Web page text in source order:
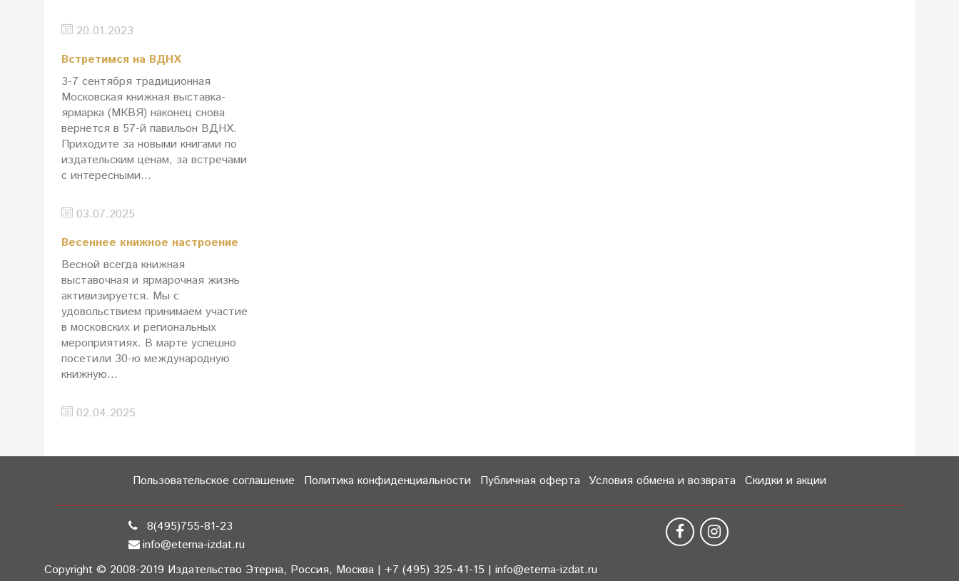
20.01.2023
Встретимся на ВДНХ
3-7 сентября традиционная
Московская книжная выставка-
ярмарка (МКВЯ) наконец снова
вернется в 57-й павильон ВДНХ.
Приходите за новыми книгами по
издательским ценам, за встречами
с интересными...
03.07.2025
Весеннее книжное настроение
Весной всегда книжная
выставочная и ярмарочная жизнь
активизируется. Мы с
удовольствием принимаем участие
в московских и региональных
мероприятиях. В марте успешно
посетили 30-ю международную
книжную...
02.04.2025
Пользовательское соглашение Политика конфиденциальности Публичная оферта Условия обмена и возврата Скидки и акции
8(495)755-81-23
info@eterna-izdat.ru
Copyright © 2008-2019 Издательство Этерна, Россия, Москва | +7 (495) 325-41-15 | info@eterna-izdat.ru